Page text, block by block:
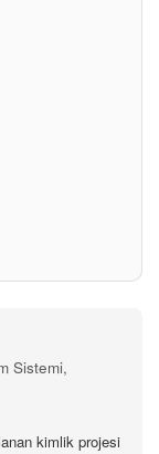
Sistemi,
kimlik projesi